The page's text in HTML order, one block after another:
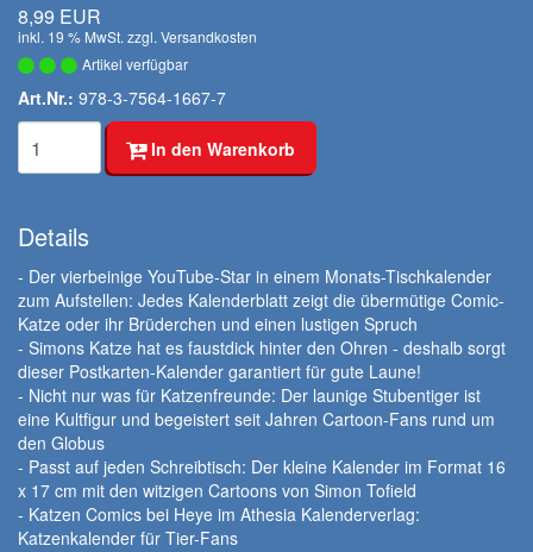
8,99 EUR
inkl. 19 % MwSt. zzgl. Versandkosten
Artikel verfügbar
Art.Nr.: 978-3-7564-1667-7
In den Warenkorb
Details
- Der vierbeinige YouTube-Star in einem Monats-Tischkalender
zum Aufstellen: Jedes Kalenderblatt zeigt die übermütige Comic-
Katze oder ihr Brüderchen und einen lustigen Spruch
- Simons Katze hat es faustdick hinter den Ohren - deshalb sorgt
dieser Postkarten-Kalender garantiert für gute Laune!
- Nicht nur was für Katzenfreunde: Der launige Stubentiger ist
eine Kultfigur und begeistert seit Jahren Cartoon-Fans rund um
den Globus
- Passt auf jeden Schreibtisch: Der kleine Kalender im Format 16
x 17 cm mit den witzigen Cartoons von Simon Tofield
- Katzen Comics bei Heye im Athesia Kalenderverlag:
Katzenkalender für Tier-Fans